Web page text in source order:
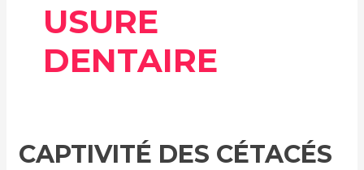
USURE
DENTAIRE
CAPTIVITÉ DES CÉTACÉS